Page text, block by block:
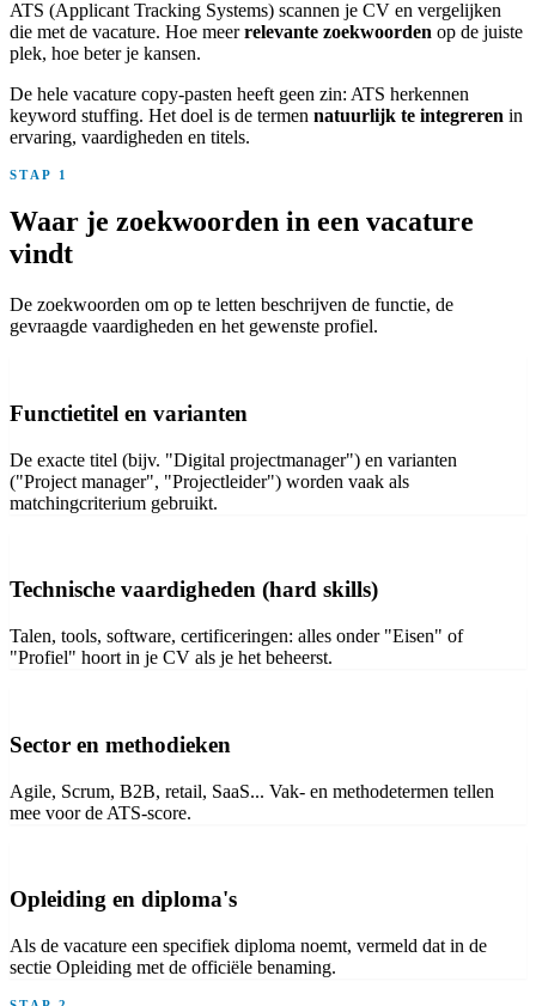
ATS (Applicant Tracking Systems) scannen je CV en vergelijken
die met de vacature. Hoe meerrelevante zoekwoorden op de juiste
plek, hoe beter je kansen.
De hele vacature copy-pasten heeft geen zin: ATS herkennen
keyword stuffing. Het doel is de termen natuurlijk te integreren in
ervaring, vaardigheden en titels.
STAP 1
Waar je zoekwoorden in een vacature
vindt
De zoekwoorden om op te letten beschrijven de functie, de
gevraagde vaardigheden en het gewenste profiel.
Functietitel en varianten
De exacte titel (bijv. "Digital projectmanager") en varianten
("Project manager", "Projectleider") worden vaak als
matchingcriterium gebruikt.
Technische vaardigheden (hard skills)
Talen, tools, software, certificeringen: alles onder "Eisen" of
"Profiel" hoort in je CV als je het beheerst.
Sector en methodieken
Agile, Scrum, B2B, retail, SaaS... Vak- en methodetermen tellen
mee voor de ATS-score.
Opleiding en diploma's
Als de vacature een specifiek diploma noemt, vermeld dat in de
sectie Opleiding met de officiële benaming.